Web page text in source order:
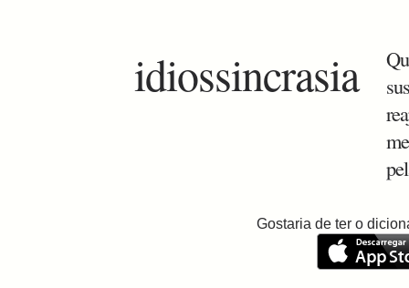
idiossincrasia
Gostaria de ter o